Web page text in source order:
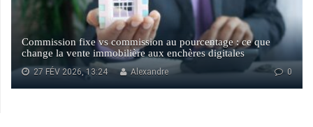
Commission fixe vs commission au pourcentage : ce que
change la vente immobilière aux enchères digitales
27 FÉV 2026, 13:24 0
Alexandre